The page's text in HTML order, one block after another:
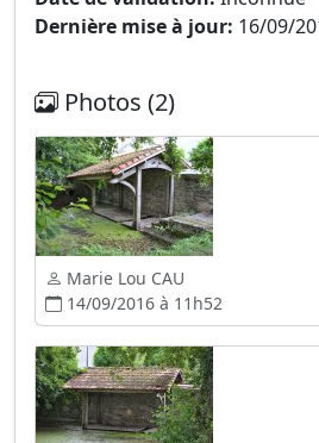
Dernière mise à jour: 16/09/
Photos (2)
Marie Lou CAU
14/09/2016 à 11h52